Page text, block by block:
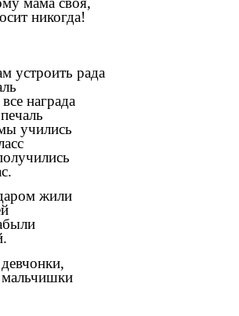
никогда!
устроить рада
награда
учились
жили